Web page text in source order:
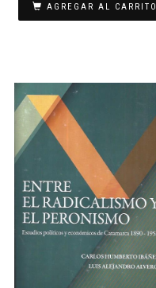
AGREGAR AL CARRITO